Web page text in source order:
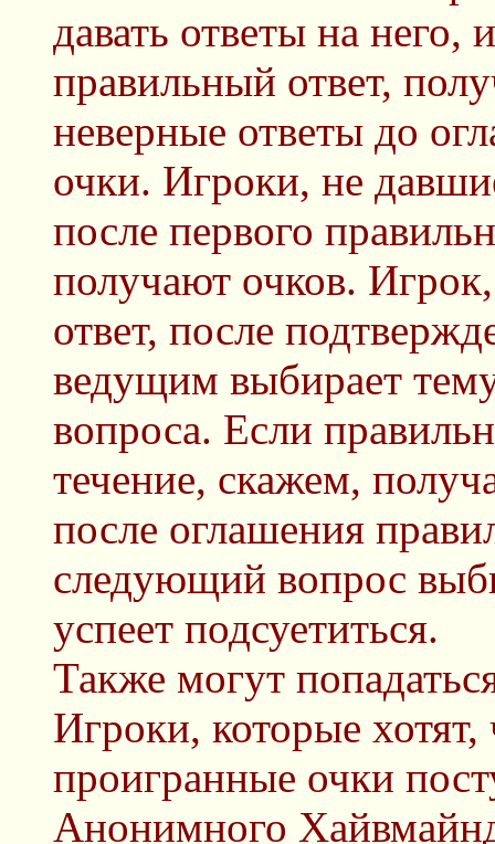
давать ответы на
правильный ответ,
неверные ответы до
очки. Игроки, не
после первого
получают очков.
ответ, после
ведущим выбирает
вопроса. Если
течение, скажем,
после оглашения
следующий вопрос
успеет подсуетиться.
Также могут
Игроки, которые
проигранные очки
Анонимного